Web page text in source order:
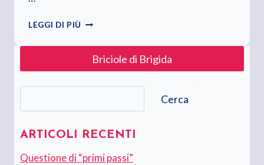
LEGGI DI PIÙ
DELLA
“BARESITÀ”
Briciole di Brigida
Cerca
ARTICOLI RECENTI
Questione di “primi passi”